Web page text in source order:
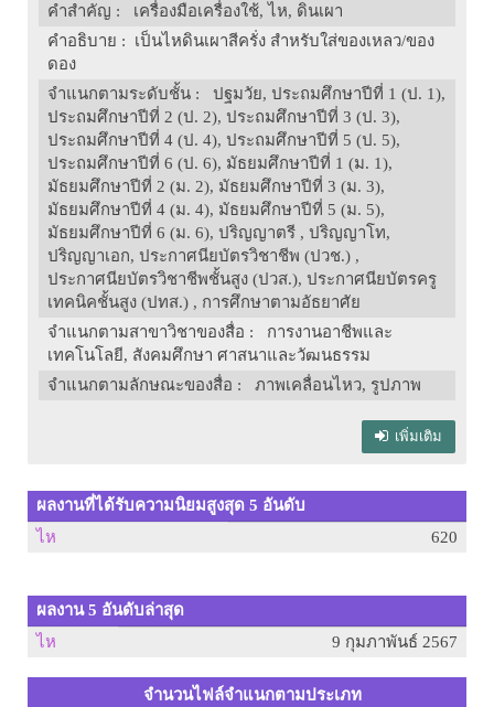
คำสำคัญ : เครื่องมือเครื่องใช้, ไห, ดินเผา
คำอธิบาย : เป็นไหดินเผาสีครั่ง สำหรับใส่ของเหลว/ของ
ดอง
จำแนกตามระดับชั้น : ปฐมวัย, ประถมศึกษาปีที่ 1 (ป. 1),
ประถมศึกษาปีที่ 2 (ป. 2), ประถมศึกษาปีที่ 3 (ป. 3),
ประถมศึกษาปีที่ 4 (ป. 4), ประถมศึกษาปีที่ 5 (ป. 5),
ประถมศึกษาปีที่ 6 (ป. 6), มัธยมศึกษาปีที่ 1 (ม. 1),
มัธยมศึกษาปีที่ 2 (ม. 2), มัธยมศึกษาปีที่ 3 (ม. 3),
มัธยมศึกษาปีที่ 4 (ม. 4), มัธยมศึกษาปีที่ 5 (ม. 5),
มัธยมศึกษาปีที่ 6 (ม. 6), ปริญญาตรี , ปริญญาโท,
ปริญญาเอก, ประกาศนียบัตรวิชาชีพ (ปวช.) ,
ประกาศนียบัตรวิชาชีพชั้นสูง (ปวส.), ประกาศนียบัตรครู
เทคนิคชั้นสูง (ปทส.) , การศึกษาตามอัธยาศัย
จำแนกตามสาขาวิชาของสื่อ : การงานอาชีพและ
เทคโนโลยี, สังคมศึกษา ศาสนาและวัฒนธรรม
จำแนกตามลักษณะของสื่อ : ภาพเคลื่อนไหว, รูปภาพ
เพิ่มเติม
ผลงานที่ได้รับความนิยมสูงสุด 5 อันดับ
ไห
620
ผลงาน 5 อันดับล่าสุด
ไห
9 กุมภาพันธ์ 2567
จำนวนไฟล์จำแนกตามประเภท